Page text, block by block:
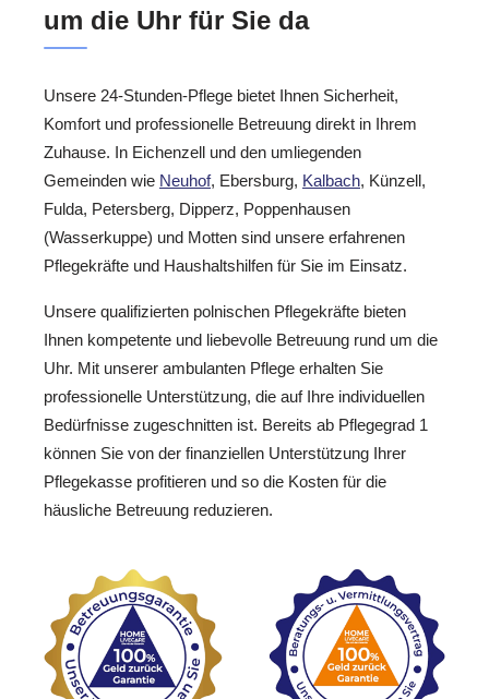
um die Uhr für Sie da
Unsere 24-Stunden-Pflege bietet Ihnen Sicherheit,
Komfort und professionelle Betreuung direkt in Ihrem
Zuhause. In Eichenzell und den umliegenden
Gemeinden wie Neuhof, Ebersburg, Kalbach, Künzell,
Fulda, Petersberg, Dipperz, Poppenhausen
(Wasserkuppe) und Motten sind unsere erfahrenen
Pflegekräfte und Haushaltshilfen für Sie im Einsatz.
Unsere qualifizierten polnischen Pflegekräfte bieten
Ihnen kompetente und liebevolle Betreuung rund um die
Uhr. Mit unserer ambulanten Pflege erhalten Sie
professionelle Unterstützung, die auf Ihre individuellen
Bedürfnisse zugeschnitten ist. Bereits ab Pflegegrad 1
können Sie von der finanziellen Unterstützung Ihrer
Pflegekasse profitieren und so die Kosten für die
häusliche Betreuung reduzieren.